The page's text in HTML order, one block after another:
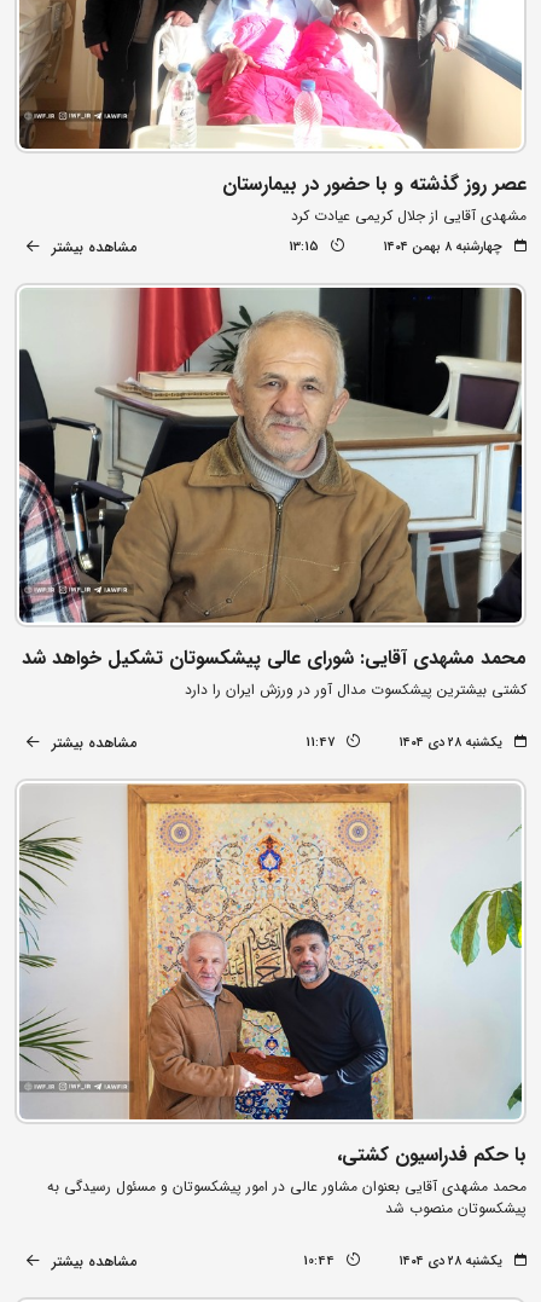
عصر روز گذشته و با حضور در بیمارستان
مشهدی آقایی از جلال کریمی عیادت کرد
چهارشنبه ۸ بهمن ۱۴۰۴ 13:15 مشاهده بیشتر
محمد مشهدی آقایی: شورای عالی پیشکسوتان تشکیل خواهد شد
کشتی بیشترین پیشکسوت مدال آور در ورزش ایران را دارد
یکشنبه ۲۸ دی ۱۴۰۴ 11:47 مشاهده بیشتر
با حکم فدراسیون کشتی،
محمد مشهدی آقایی بعنوان مشاور عالی در امور پیشکسوتان و مسئول رسیدگی به
پیشکسوتان منصوب شد
یکشنبه ۲۸ دی ۱۴۰۴ 10:44 مشاهده بیشتر